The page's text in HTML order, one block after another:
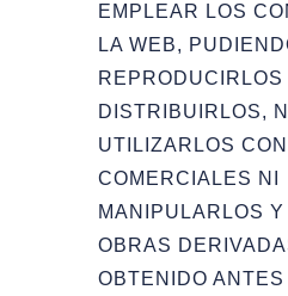
EMPLEAR LOS
LA WEB,
REPRODUCIRLOS
DISTRIBUIRLOS, NI
UTILIZARLOS
COMERCIALES NI
MANIPULARLOS
OBRAS
OBTENIDO ANTES